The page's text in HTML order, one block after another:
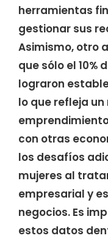
herramientas
gestionar sus
Asimismo, otro
que sólo el 10%
lograron
lo que refleja
con otras
los desafíos
mujeres al
empresarial y
negocios. Es
estos datos